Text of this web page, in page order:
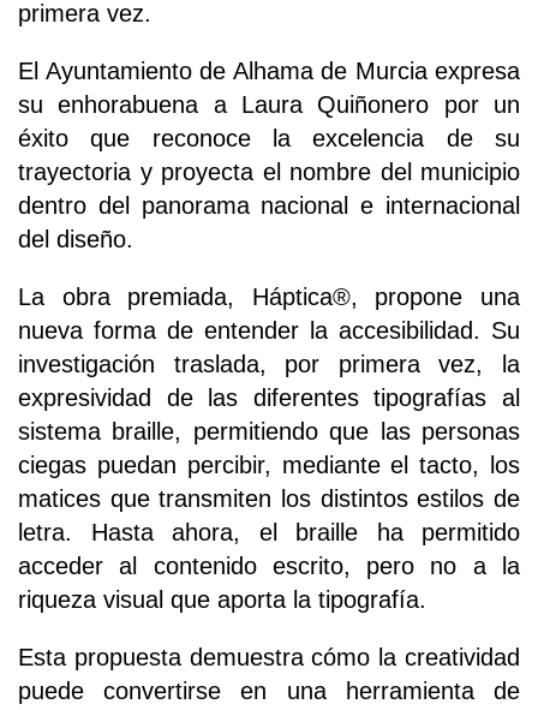
primera vez.
El Ayuntamiento de Alhama de Murcia expresa
su enhorabuena a Laura Quiñonero por un
éxito que reconoce la excelencia de su
trayectoria y proyecta el nombre del municipio
dentro del panorama nacional e internacional
del diseño.
La obra premiada, Háptica®, propone una
nueva forma de entender la accesibilidad. Su
investigación traslada, por primera vez, la
expresividad de las diferentes tipografías al
sistema braille, permitiendo que las personas
ciegas puedan percibir, mediante el tacto, los
matices que transmiten los distintos estilos de
letra. Hasta ahora, el braille ha permitido
acceder al contenido escrito, pero no a la
riqueza visual que aporta la tipografía.
Esta propuesta demuestra cómo la creatividad
puede convertirse en una herramienta de